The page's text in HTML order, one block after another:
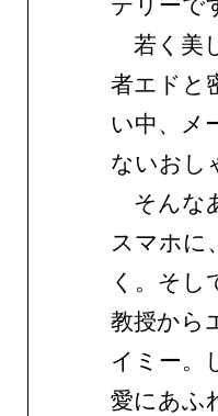
テリーで
若く美
者エドと
い中、メ
ないおし
そんな
スマホに
く。そし
教授から
イミー。
愛にあふ